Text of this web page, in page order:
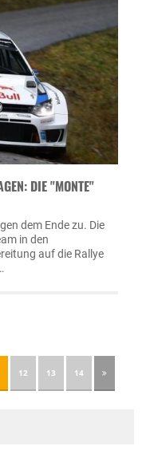
DIE "MONTE"
dem Ende zu. Die
in den
auf die Rallye
12 13 14